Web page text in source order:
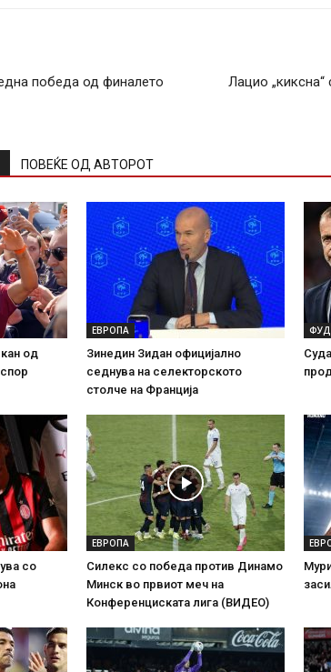
победа од финалето
Лацио
ПОВЕЌЕ ОД АВТОРОТ
од
ЕВРОПА
Зинедин Зидан официјално
седнува на селекторското
столче на Франција
со
ЕВРОПА
Силекс со победа против Динамо
Минск во првиот меч на
Конференциската лига (ВИДЕО)